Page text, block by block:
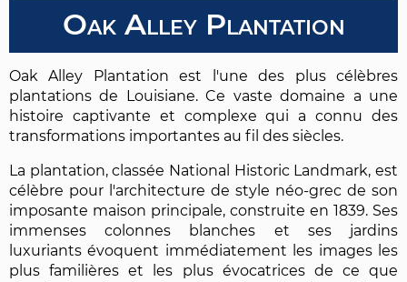
Oak Alley Plantation
Oak Alley Plantation est l'une des plus célèbres
plantations de Louisiane. Ce vaste domaine a une
histoire captivante et complexe qui a connu des
transformations importantes au fil des siècles.
La plantation, classée National Historic Landmark, est
célèbre pour l'architecture de style néo-grec de son
imposante maison principale, construite en 1839. Ses
immenses colonnes blanches et ses jardins
luxuriants évoquent immédiatement les images les
plus familières et les plus évocatrices de ce que